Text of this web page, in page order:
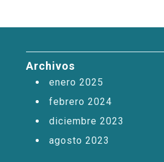
Archivos
enero 2025
febrero 2024
diciembre 2023
agosto 2023